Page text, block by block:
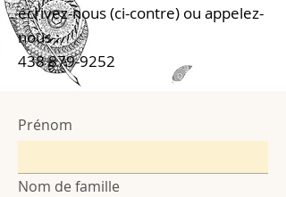
écrivez-nous (ci-contre) ou appelez-
nous :
438 879-9252
Prénom
Nom de famille